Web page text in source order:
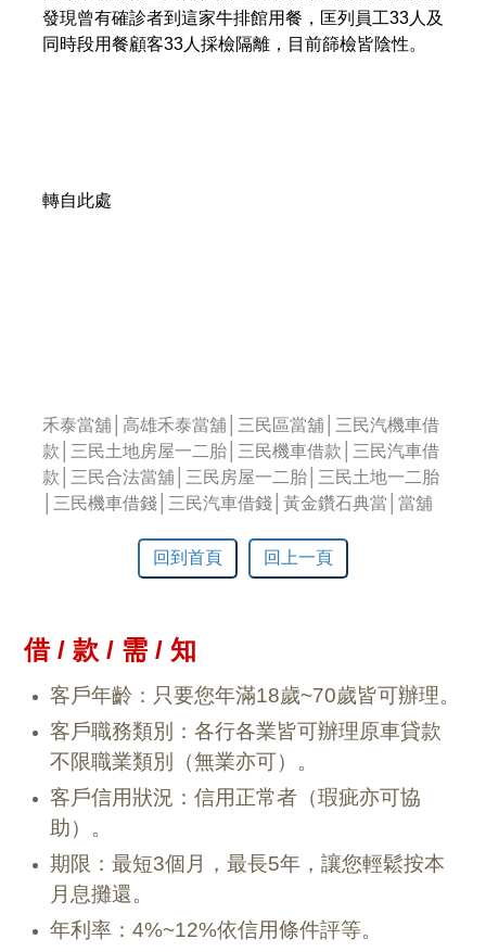
發現曾有確診者到這家牛排館用餐，匡列員工33人及
同時段用餐顧客33人採檢隔離，目前篩檢皆陰性。
轉自此處
禾泰當舖│高雄禾泰當舖│三民區當舖│三民汽機車借
款│三民土地房屋一二胎│三民機車借款│三民汽車借
款│三民合法當舖│三民房屋一二胎│三民土地一二胎
│三民機車借錢│三民汽車借錢│黃金鑽石典當│當舖
回到首頁 回上一頁
借 / 款 / 需 / 知
客戶年齡：只要您年滿18歲~70歲皆可辦理。
客戶職務類別：各行各業皆可辦理原車貸款
不限職業類別（無業亦可）。
客戶信用狀況：信用正常者（瑕疵亦可協
助）。
期限：最短3個月，最長5年，讓您輕鬆按本
月息攤還。
年利率：4%~12%依信用條件評等。